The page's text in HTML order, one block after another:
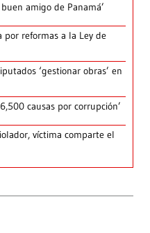
amigo de Panamá’
por reformas a la Ley de
‘gestionar obras’ en
causas por corrupción’
víctima comparte el